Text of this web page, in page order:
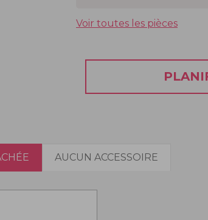
Voir toutes les pièces
AUCUN ACCESSOIRE